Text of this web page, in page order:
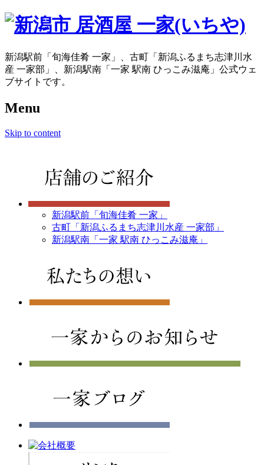
新潟駅前「旬海佳肴 一家」、古町「新潟ふるまち志津川水
産 一家部」、新潟駅南「一家 駅南 ひっこみ滋庵」公式ウェ
ブサイトです。
Menu
Skip to content
新潟駅前「旬海佳肴 一家」
古町「新潟ふるまち志津川水産 一家部」
新潟駅南「一家 駅南 ひっこみ滋庵」